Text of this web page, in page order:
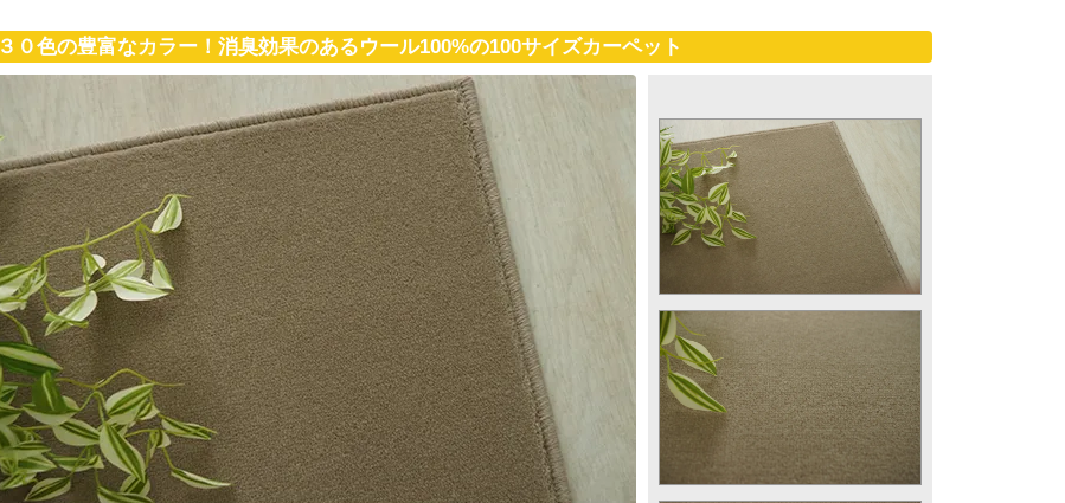
３０色の豊富なカラー！消臭効果のあるウール100%の100サイズカーペット